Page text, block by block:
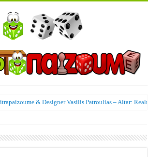
& Designer Vasilis Patroulias – Altar: